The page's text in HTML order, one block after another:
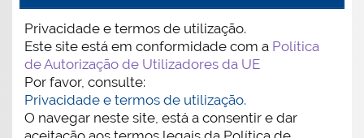
Privacidade e termos de utilização.
Este site está em conformidade com a Política
de Autorização de Utilizadores da UE
Por favor, consulte:
Privacidade e termos de utilização.
O navegar neste site, está a consentir e dar